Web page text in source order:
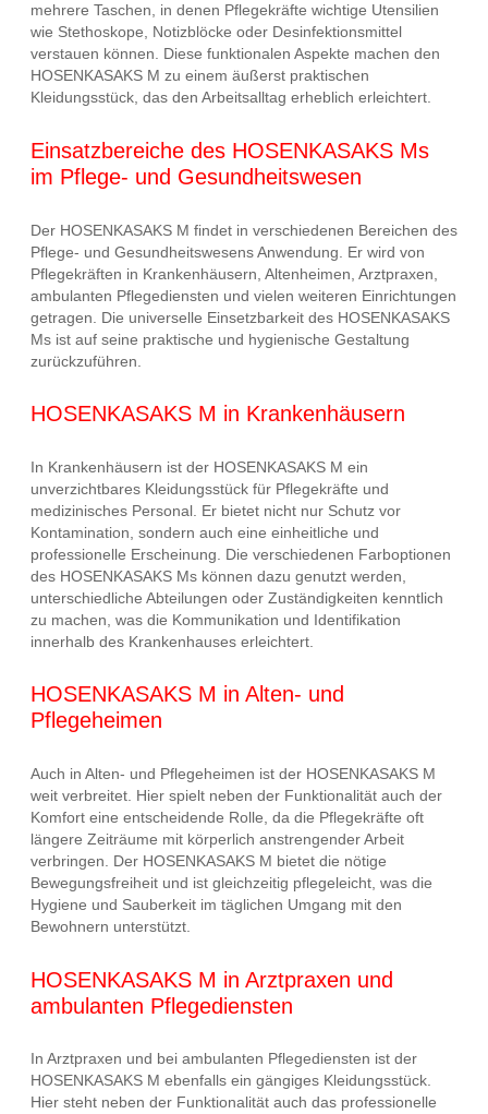
mehrere Taschen, in denen Pflegekräfte wichtige Utensilien
wie Stethoskope, Notizblöcke oder Desinfektionsmittel
verstauen können. Diese funktionalen Aspekte machen den
HOSENKASAKS M zu einem äußerst praktischen
Kleidungsstück, das den Arbeitsalltag erheblich erleichtert.
Einsatzbereiche des HOSENKASAKS Ms
im Pflege- und Gesundheitswesen
Der HOSENKASAKS M findet in verschiedenen Bereichen des
Pflege- und Gesundheitswesens Anwendung. Er wird von
Pflegekräften in Krankenhäusern, Altenheimen, Arztpraxen,
ambulanten Pflegediensten und vielen weiteren Einrichtungen
getragen. Die universelle Einsetzbarkeit des HOSENKASAKS
Ms ist auf seine praktische und hygienische Gestaltung
zurückzuführen.
HOSENKASAKS M in Krankenhäusern
In Krankenhäusern ist der HOSENKASAKS M ein
unverzichtbares Kleidungsstück für Pflegekräfte und
medizinisches Personal. Er bietet nicht nur Schutz vor
Kontamination, sondern auch eine einheitliche und
professionelle Erscheinung. Die verschiedenen Farboptionen
des HOSENKASAKS Ms können dazu genutzt werden,
unterschiedliche Abteilungen oder Zuständigkeiten kenntlich
zu machen, was die Kommunikation und Identifikation
innerhalb des Krankenhauses erleichtert.
HOSENKASAKS M in Alten- und
Pflegeheimen
Auch in Alten- und Pflegeheimen ist der HOSENKASAKS M
weit verbreitet. Hier spielt neben der Funktionalität auch der
Komfort eine entscheidende Rolle, da die Pflegekräfte oft
längere Zeiträume mit körperlich anstrengender Arbeit
verbringen. Der HOSENKASAKS M bietet die nötige
Bewegungsfreiheit und ist gleichzeitig pflegeleicht, was die
Hygiene und Sauberkeit im täglichen Umgang mit den
Bewohnern unterstützt.
HOSENKASAKS M in Arztpraxen und
ambulanten Pflegediensten
In Arztpraxen und bei ambulanten Pflegediensten ist der
HOSENKASAKS M ebenfalls ein gängiges Kleidungsstück.
Hier steht neben der Funktionalität auch das professionelle